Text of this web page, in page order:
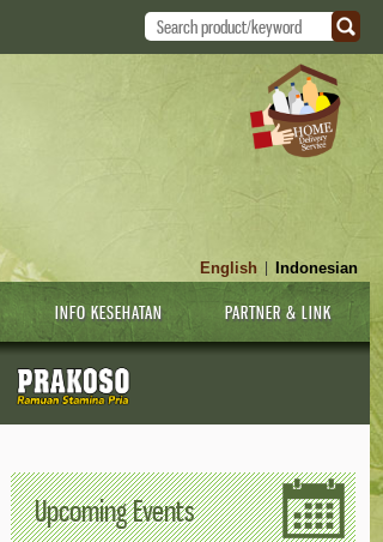
English Indonesian
INFO KESEHATAN PARTNER & LINK
Upcoming Events